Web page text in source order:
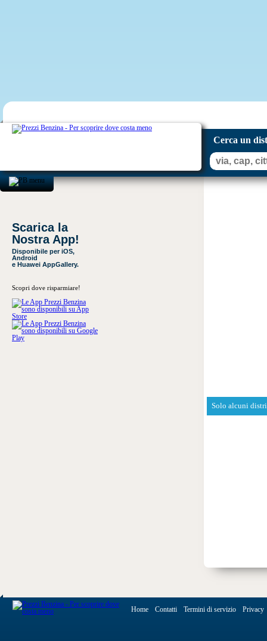
Cerca un
Scarica la
Nostra App!
Disponibile per iOS,
Android
e Huawei AppGallery.
Scopri dove risparmiare!
Solo alcuni
Home Contatti Termini di servizio Privacy